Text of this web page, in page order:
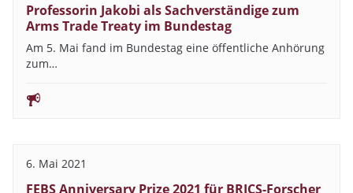
Professorin Jakobi als Sachverständige zum
Arms Trade Treaty im Bundestag
Am 5. Mai fand im Bundestag eine öffentliche Anhörung
zum…
6. Mai 2021
FEBS Anniversary Prize 2021 für BRICS-Forscher